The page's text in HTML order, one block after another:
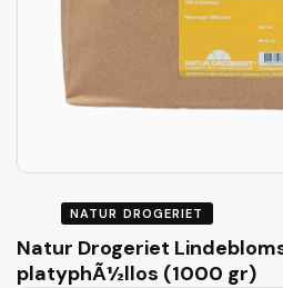
NATUR DROGERIET
Natur Drogeriet
platyphÃ½llos (1000 gr)